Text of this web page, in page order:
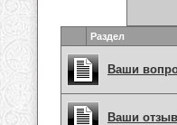
Раздел
Ваши
Ваши